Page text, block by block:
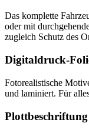
Das komplette
oder mit
zugleich Schutz des
Digitaldruck-
Fotorealistische
und laminiert. Für
Plottbeschriftung